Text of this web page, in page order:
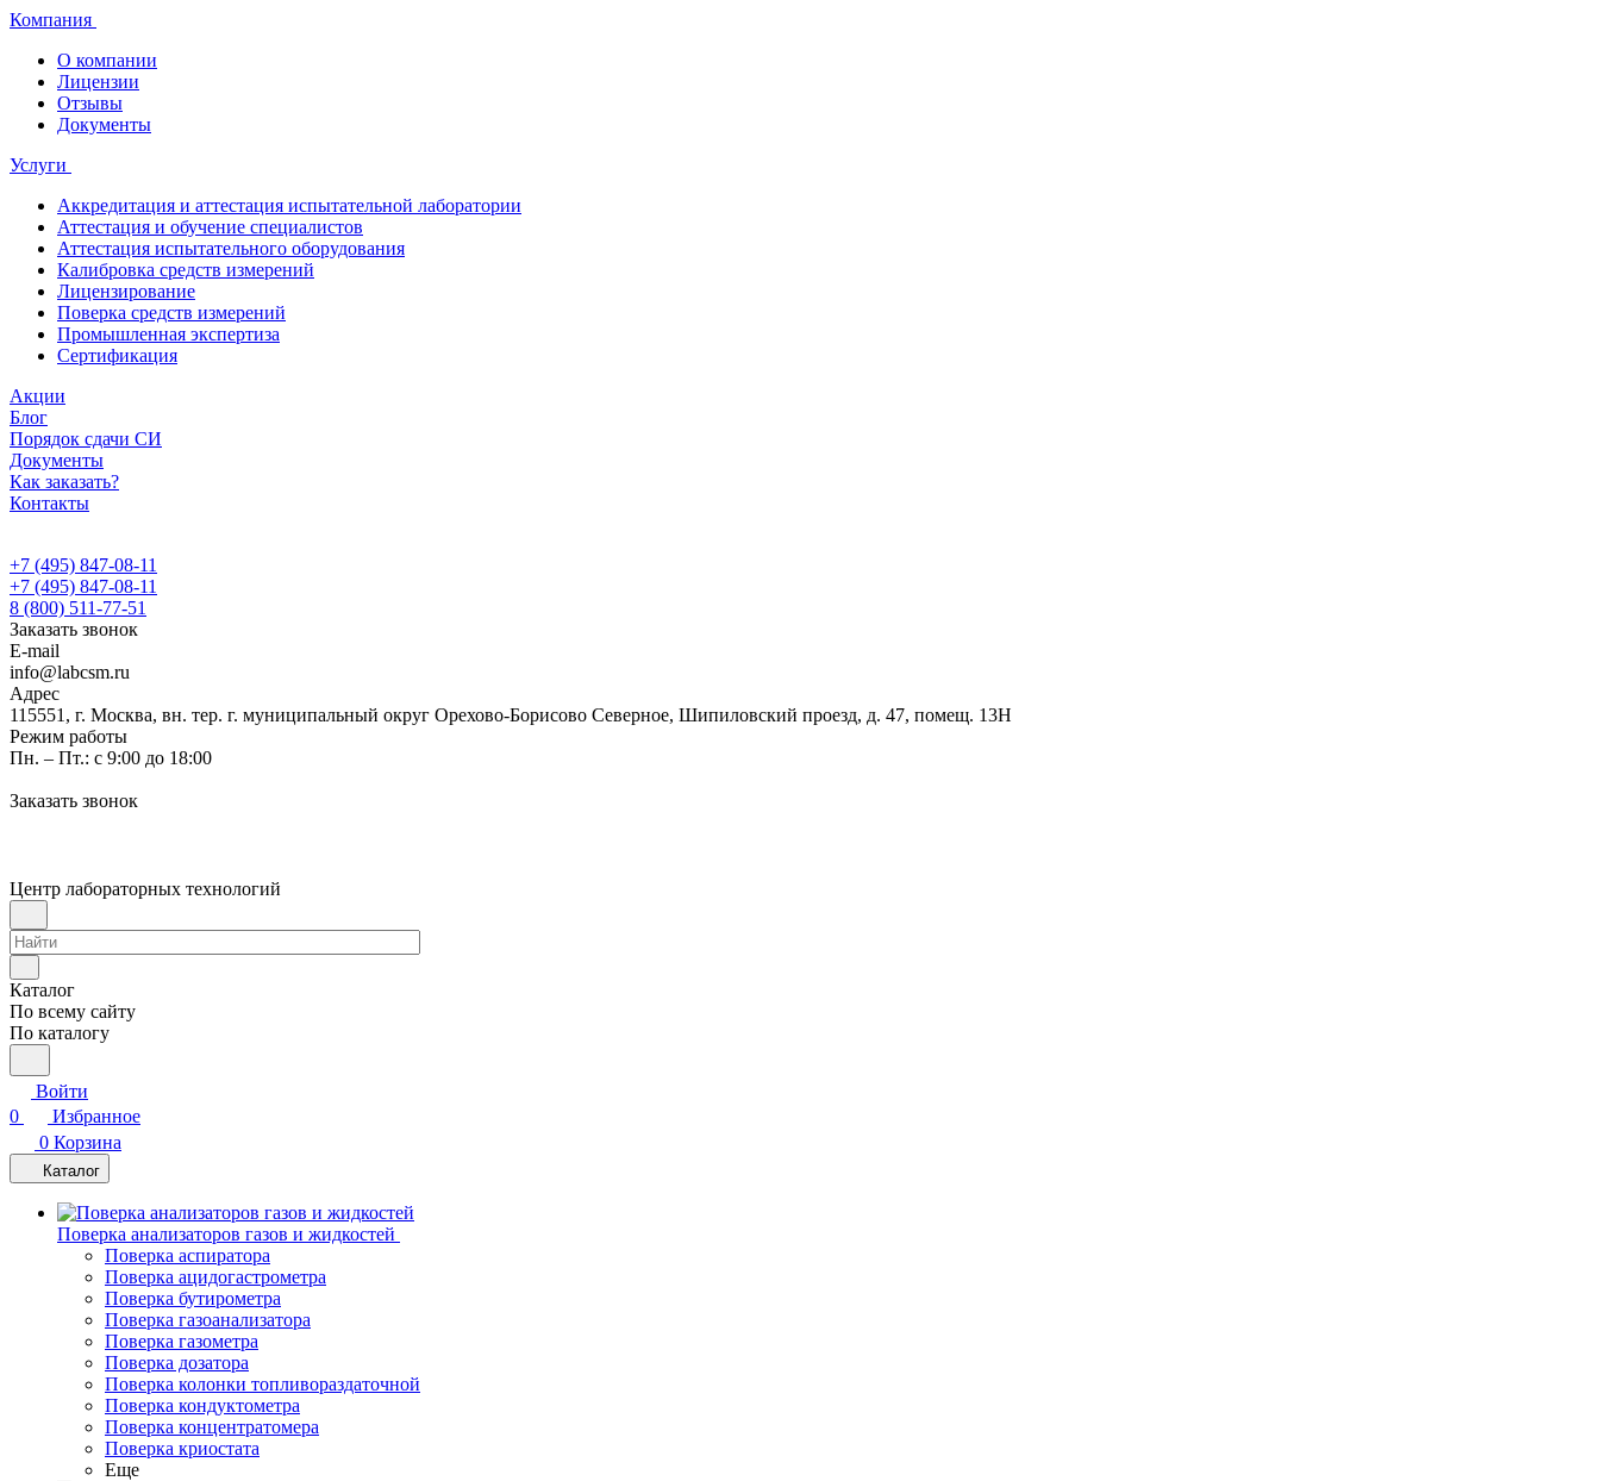
Компания
О компании
Лицензии
Отзывы
Документы
Услуги
Аккредитация и аттестация испытательной лаборатории
Аттестация и обучение специалистов
Аттестация испытательного оборудования
Калибровка средств измерений
Лицензирование
Поверка средств измерений
Промышленная экспертиза
Сертификация
Акции
Блог
Порядок сдачи СИ
Документы
Как заказать?
Контакты
+7 (495) 847-08-11
+7 (495) 847-08-11
8 (800) 511-77-51
Заказать звонок
E-mail
info@labcsm.ru
Адрес
115551, г. Москва, вн. тер. г. муниципальный округ Орехово-Борисово Северное, Шипиловский проезд, д. 47, помещ. 13Н
Режим работы
Пн. – Пт.: с 9:00 до 18:00
Заказать звонок
Центр лабораторных технологий
Каталог
По всему сайту
По каталогу
Войти
0
Избранное
0 Корзина
Каталог
Поверка анализаторов газов и жидкостей
Поверка аспиратора
Поверка ацидогастрометра
Поверка бутирометра
Поверка газоанализатора
Поверка газометра
Поверка дозатора
Поверка колонки топливораздаточной
Поверка кондуктометра
Поверка концентратомера
Поверка криостата
Еще